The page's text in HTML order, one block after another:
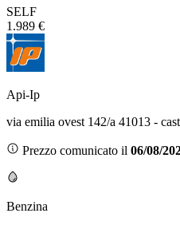
SELF
1.989 €
Api-Ip
via emilia ovest 142/a 41013 -
Prezzo comunicato il 06/08/
Benzina